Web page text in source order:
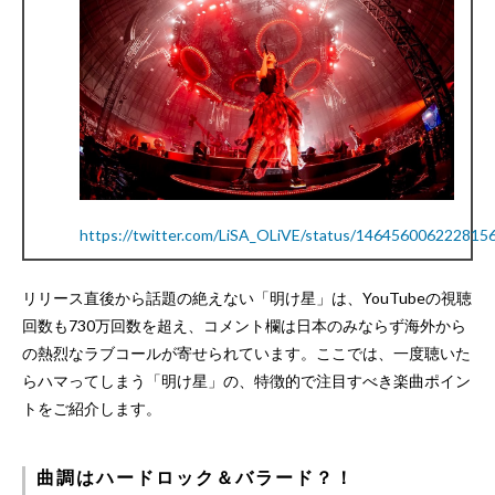
https://twitter.com/LiSA_OLiVE/status/
リリース直後から話題の絶えない「明け星」は、YouTubeの視聴
回数も730万回数を超え、コメント欄は日本のみならず海外から
の熱烈なラブコールが寄せられています。ここでは、一度聴いた
らハマってしまう「明け星」の、特徴的で注目すべき楽曲ポイン
トをご紹介します。
曲調はハードロック＆バラード？！